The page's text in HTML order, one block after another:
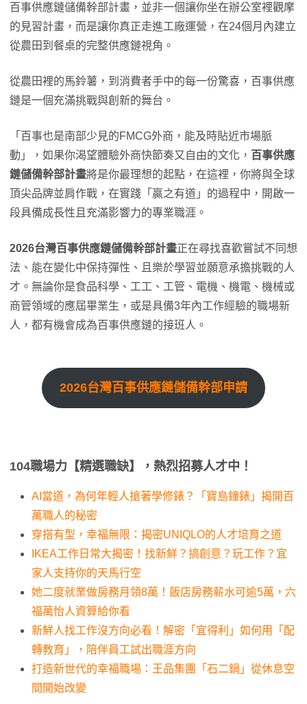
百事供應鏈儲備幹部計畫，並非一個讓你坐在辦公室裡觀摩
的見習計畫，而是讓你真正走進工廠運營，在24個月內建立
從農田到餐桌的完整供應鏈視角。
從農田裡的馬鈴薯，到消費者手中的每一份驚喜，百事供應
鏈是一個充滿挑戰與創新的舞台。
「百事也是南部少見的FMCG外商，能及時貼近市場脈
動」，如果你渴望體驗外商快節奏又自由的文化， 百事供應
鏈儲備幹部計畫將是你最理想的起點，在這裡，你將與全球
頂尖品牌並肩作戰，在實踐「贏之有道」的過程中，開啟一
段具備成長性且充滿影響力的專業職涯。
2026台灣百事供應鏈儲備幹部計畫正在尋找喜歡嘗試不同想
法、能在變化中保持彈性、且樂於學習並願意承擔挑戰的人
才。無論你是食品科學、工工、工管、電機、機電、機械或
商管領域的應屆畢業生，或是具備3年內工作經驗的職場新
人，都有機會成為百事供應鏈的接班人。
2026台灣百事供應鏈儲備幹部申請
104職場力【精選職缺】，熱烈招募人才中！
AI當道，為何年輕人搶著學修錶？「寶島鐘錶」揭開百
萬職人的秘密
穿搭有型，幸福無限：揭密UNIQLO的人才培育之道
IKEA工作日常大揭密！找新鮮？搞創意？玩工作？宜
家人支持你的天馬行空
她二度就業做房務月領8萬！飯店房務薪水可逾5萬，六
福萬怡人資算給你看
新鮮人找工作沒方向必看！解密「宜得利」如何用「配
轉教育」，陪伴員工試出職涯方向
打造新世代的幸福職場：王品集團「石二鍋」從休息空
間開始改變